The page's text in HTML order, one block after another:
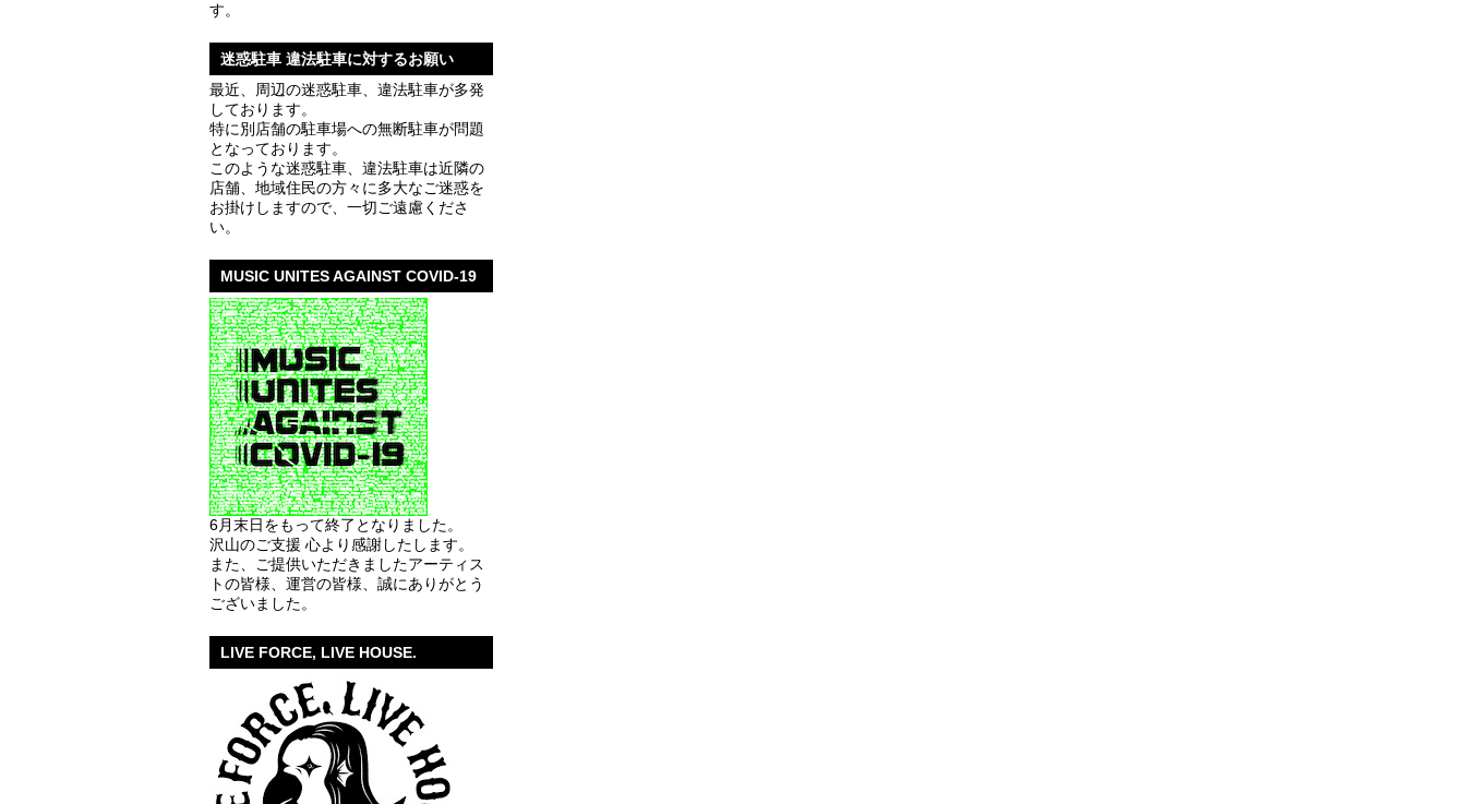
す。
迷惑駐車 違法駐車に対するお願い
最近、周辺の迷惑駐車、違法駐車が多発
しております。
特に別店舗の駐車場への無断駐車が問題
となっております。
このような迷惑駐車、違法駐車は近隣の
店舗、地域住民の方々に多大なご迷惑を
お掛けしますので、一切ご遠慮くださ
い。
MUSIC UNITES AGAINST COVID-19
6月末日をもって終了となりました。
沢山のご支援 心より感謝したします。
また、ご提供いただきましたアーティス
トの皆様、運営の皆様、誠にありがとう
ございました。
LIVE FORCE, LIVE HOUSE.